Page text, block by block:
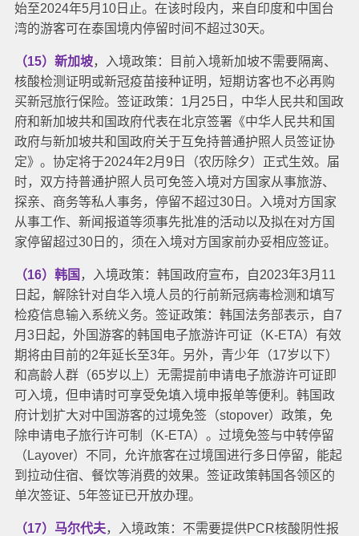
始至2024年5月10日止。在该时段内，来自印度和中国台
湾的游客可在泰国境内停留时间不超过30天。
（15）新加坡，入境政策：目前入境新加坡不需要隔离、
核酸检测证明或新冠疫苗接种证明，短期访客也不必再购
买新冠旅行保险。 签证政策：1月25日，中华人民共和国政
府和新加坡共和国政府代表在北京签署《中华人民共和国
政府与新加坡共和国政府关于互免持普通护照人员签证协
定》。协定将于2024年2月9日（农历除夕）正式生效。届
时，双方持普通护照人员可免签入境对方国家从事旅游、
探亲、商务等私人事务，停留不超过30日。入境对方国家
从事工作、新闻报道等须事先批准的活动以及拟在对方国
家停留超过30日的，须在入境对方国家前办妥相应签证。
（16）韩国 ，入境政策：韩国政府宣布，自2023年3月11
日起，解除针对自华入境人员的行前新冠病毒检测和填写
检疫信息输入系统义务。 签证政策：韩国法务部表示，自7
月3日起，外国游客的韩国电子旅游许可证（K-ETA）有效
期将由目前的2年延长至3年。另外，青少年（17岁以下）
和高龄人群（65岁以上）无需提前申请电子旅游许可证即
可入境，但申请时可享受免填入境申报单等便利。 韩国政
府计划扩大对中国游客的过境免签（stopover）政策，免
除申请电子旅行许可制（K-ETA）。过境免签与中转停留
（Layover）不同，允许旅客在过境国进行多日停留，能起
到拉动住宿、餐饮等消费的效果。 签证政策韩国各领区的
单次签证、5年签证已开放办理。
（17）马尔代夫，入境政策：不需要提供PCR核酸阴性报